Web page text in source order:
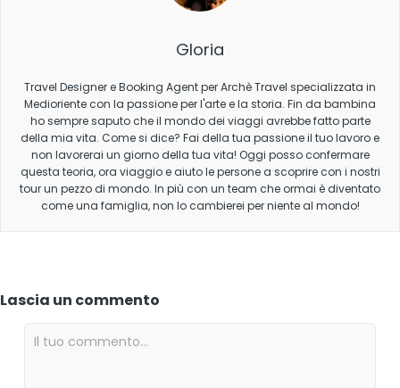
Gloria
Travel Designer e Booking Agent per Archè Travel specializzata in
Medioriente con la passione per l'arte e la storia. Fin da bambina
ho sempre saputo che il mondo dei viaggi avrebbe fatto parte
della mia vita. Come si dice? Fai della tua passione il tuo lavoro e
non lavorerai un giorno della tua vita! Oggi posso confermare
questa teoria, ora viaggio e aiuto le persone a scoprire con i nostri
tour un pezzo di mondo. In più con un team che ormai è diventato
come una famiglia, non lo cambierei per niente al mondo!
Lascia un commento